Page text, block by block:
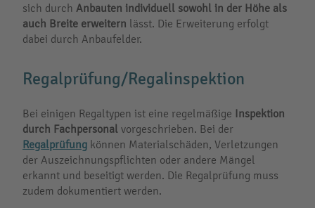
sich durch Anbauten individuell sowohl in der Höhe als
auch Breite erweitern lässt. Die Erweiterung erfolgt
dabei durch Anbaufelder.
Regalprüfung/Regalinspektion
Bei einigen Regaltypen ist eine regelmäßige Inspektion
durch Fachpersonal vorgeschrieben. Bei der
Regalprüfung können Materialschäden, Verletzungen
der Auszeichnungspflichten oder andere Mängel
erkannt und beseitigt werden. Die Regalprüfung muss
zudem dokumentiert werden.